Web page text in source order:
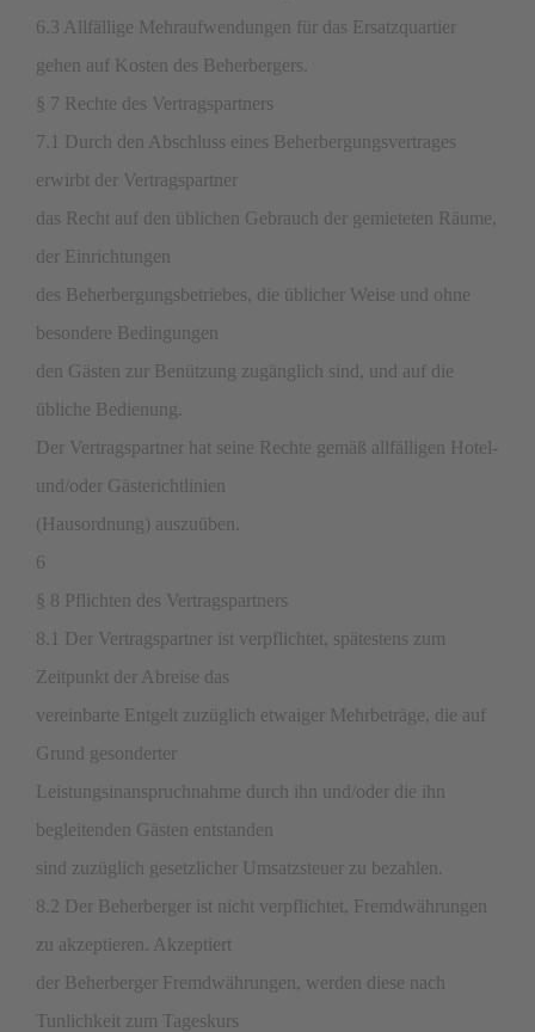
6.3 Allfällige Mehraufwendungen für das Ersatzquartier
gehen auf Kosten des Beherbergers.
§ 7 Rechte des Vertragspartners
7.1 Durch den Abschluss eines Beherbergungsvertrages
erwirbt der Vertragspartner
das Recht auf den üblichen Gebrauch der gemieteten Räume,
der Einrichtungen
des Beherbergungsbetriebes, die üblicher Weise und ohne
besondere Bedingungen
den Gästen zur Benützung zugänglich sind, und auf die
übliche Bedienung.
Der Vertragspartner hat seine Rechte gemäß allfälligen Hotel-
und/oder Gästerichtlinien
(Hausordnung) auszuüben.
6
§ 8 Pflichten des Vertragspartners
8.1 Der Vertragspartner ist verpflichtet, spätestens zum
Zeitpunkt der Abreise das
vereinbarte Entgelt zuzüglich etwaiger Mehrbeträge, die auf
Grund gesonderter
Leistungsinanspruchnahme durch ihn und/oder die ihn
begleitenden Gästen entstanden
sind zuzüglich gesetzlicher Umsatzsteuer zu bezahlen.
8.2 Der Beherberger ist nicht verpflichtet, Fremdwährungen
zu akzeptieren. Akzeptiert
der Beherberger Fremdwährungen, werden diese nach
Tunlichkeit zum Tageskurs